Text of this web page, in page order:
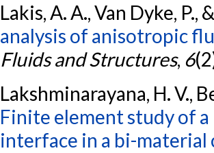
Lakis, A. A., Van Dyke,
analysis of anisotropic
Fluids and Structures, 6
Lakshminarayana, H. V.,
Finite element study of
interface in a bi-material